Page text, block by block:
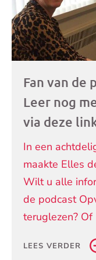
Fan van de
Leer nog
via deze
In een
maakte Elles
Wilt u alle
de podcast
teruglezen? Of
LEES VERDER